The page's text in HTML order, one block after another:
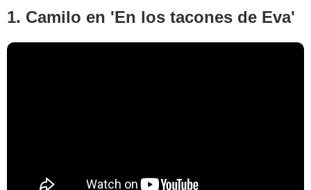
1. Camilo en 'En los tacones de Eva'